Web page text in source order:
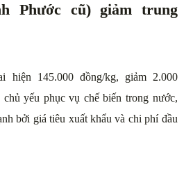
Phước cũ) giảm trung
hiện 145.000 đồng/kg, giảm 2.000
yếu phục vụ chế biến trong nước,
bởi giá tiêu xuất khẩu và chi phí đầu